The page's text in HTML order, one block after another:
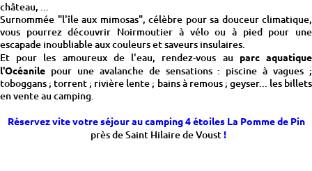
château, ...
Surnommée "l'île aux mimosas", célèbre pour sa douceur climatique,
vous pourrez découvrir Noirmoutier à vélo ou à pied pour une
escapade inoubliable aux couleurs et saveurs insulaires.
Et pour les amoureux de l'eau, rendez-vous au parc aquatique
l'Océanile pour une avalanche de sensations : piscine à vagues ;
toboggans ; torrent ; rivière lente ; bains à remous ; geyser... les billets
en vente au camping.
Réservez vite votre séjour au camping 4 étoiles La Pomme de Pin
près de Saint Hilaire de Voust!